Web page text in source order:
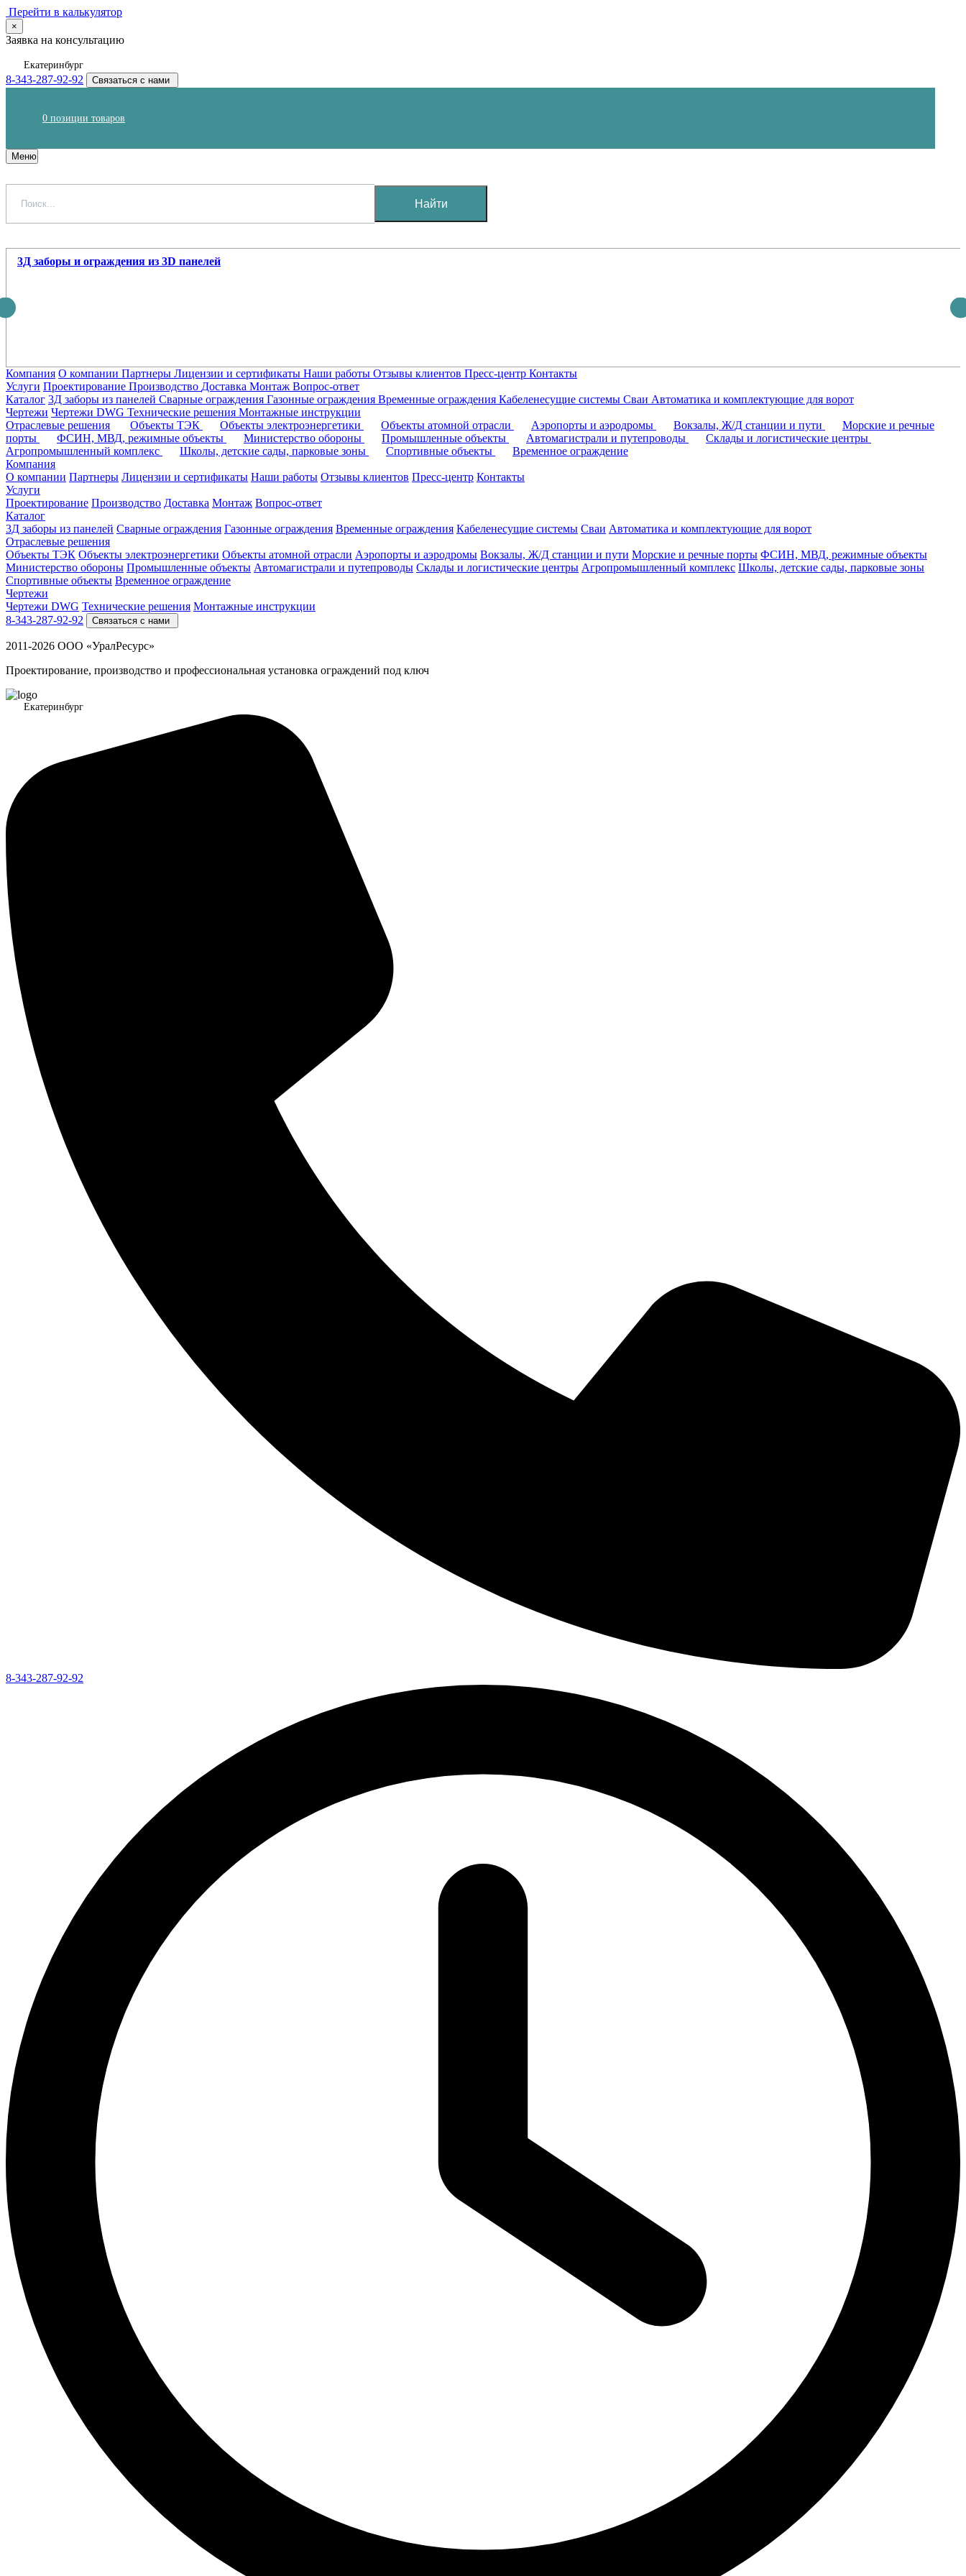
Перейти в калькулятор
×
Заявка на консультацию
Екатеринбург
8-343-287-92-92 Связаться с нами
0 позиции товаров
Меню
Найти
3Д заборы и ограждения из 3D панелей
Компания О компании Партнеры Лицензии и сертификаты Наши работы Отзывы клиентов Пресс-центр Контакты
Услуги Проектирование Производство Доставка Монтаж Вопрос-ответ
Каталог 3Д заборы из панелей Сварные ограждения Газонные ограждения Временные ограждения Кабеленесущие системы Cваи Автоматика и комплектующие для ворот
Чертежи Чертежи DWG Технические решения Монтажные инструкции
Отраслевые решения
Объекты ТЭК Объекты электроэнергетики Объекты атомной отрасли Аэропорты и аэродромы Вокзалы, Ж/Д станции и пути
Морские и речные
порты
ФСИН, МВД, режимные объекты Министерство обороны Промышленные объекты Автомагистрали и путепроводы
Склады и логистические центры
Агропромышленный комплекс
Школы, детские сады, парковые зоны Спортивные объекты
Временное ограждение
Компания
О компании Партнеры Лицензии и сертификаты Наши работы Отзывы клиентов Пресс-центр Контакты
Услуги
Проектирование Производство Доставка Монтаж Вопрос-ответ
Каталог
3Д заборы из панелей Сварные ограждения Газонные ограждения Временные ограждения Кабеленесущие системы Cваи Автоматика и комплектующие для ворот
Отраслевые решения
Объекты ТЭК Объекты электроэнергетики Объекты атомной отрасли Аэропорты и аэродромы Вокзалы, Ж/Д станции и пути Морские и речные порты ФСИН, МВД, режимные объекты
Министерство обороны Промышленные объекты Автомагистрали и путепроводы Склады и логистические центры Агропромышленный комплекс Школы, детские сады, парковые зоны
Спортивные объекты Временное ограждение
Чертежи
Чертежи DWG Технические решения Монтажные инструкции
8-343-287-92-92
Связаться с нами
2011-2026 ООО «УралРесурс»
Проектирование, производство и профессиональная установка ограждений под ключ
Екатеринбург
8-343-287-92-92